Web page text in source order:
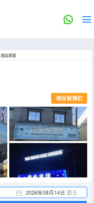
酒店政策
現在就預訂
2026年08月14日 週五